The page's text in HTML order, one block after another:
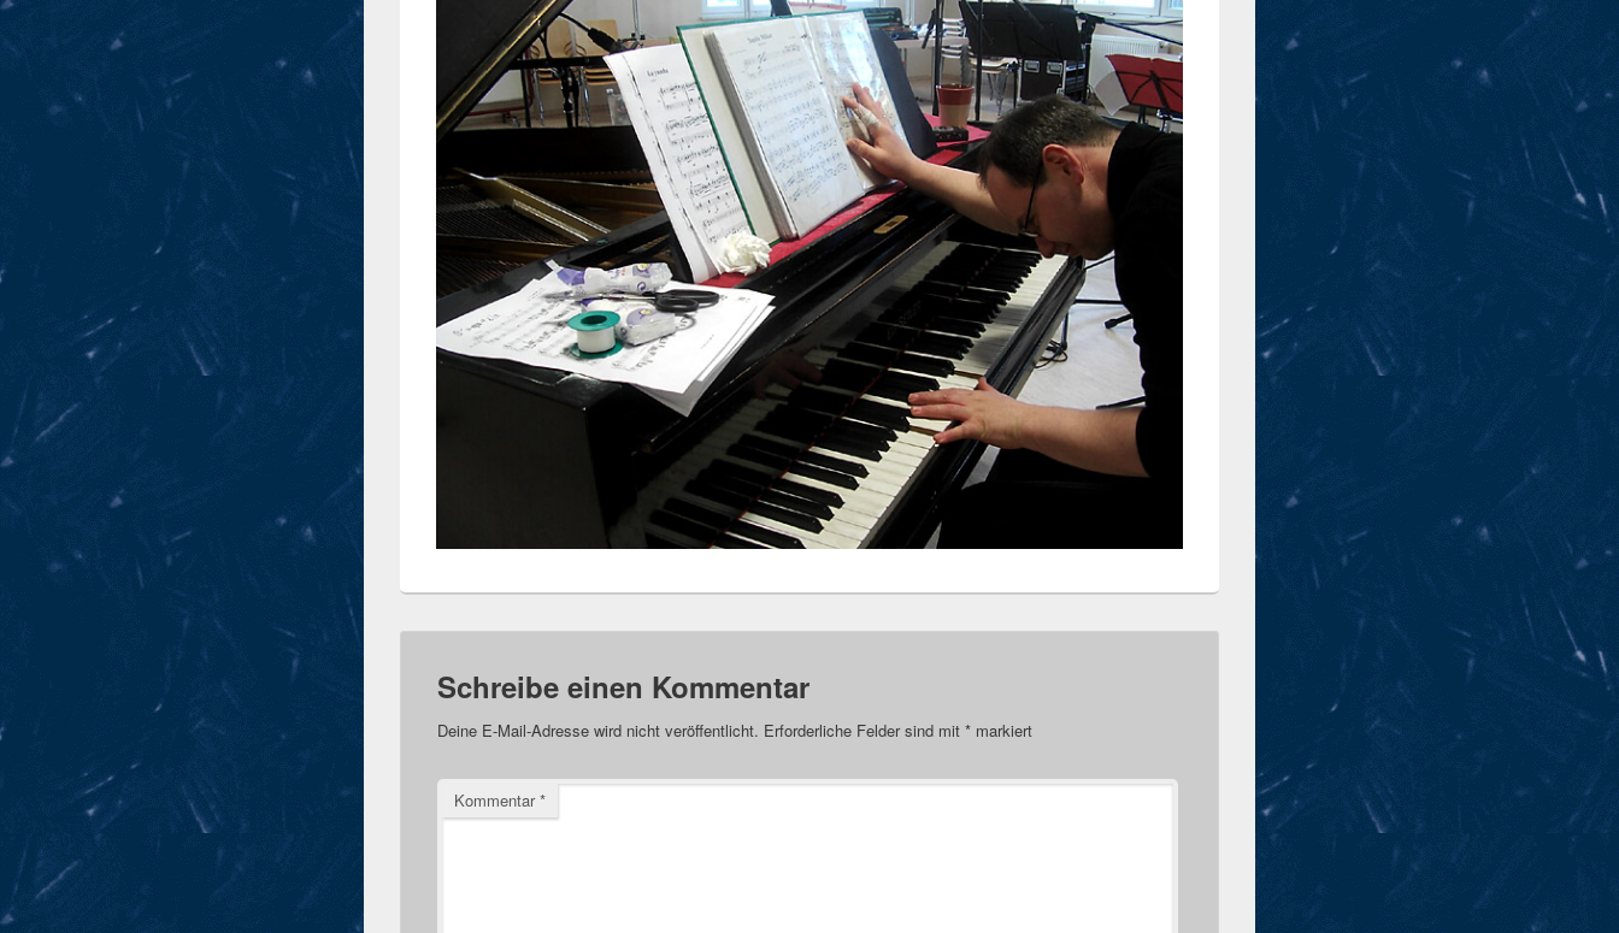
Schreibe einen Kommentar
Deine E-Mail-Adresse wird nicht veröffentlicht. Erforderliche Felder sind mit * markiert
Kommentar*